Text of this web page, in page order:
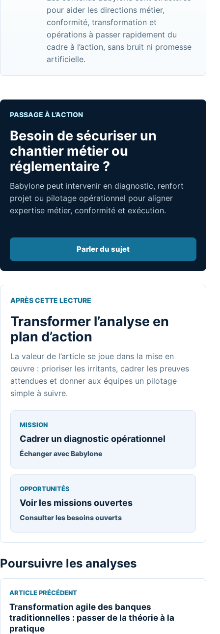
pour aider les directions métier,
conformité, transformation et
opérations à passer rapidement du
cadre à l’action, sans bruit ni promesse
artificielle.
PASSAGE À L’ACTION
Besoin de sécuriser un
chantier métier ou
réglementaire ?
Babylone peut intervenir en diagnostic, renfort
projet ou pilotage opérationnel pour aligner
expertise métier, conformité et exécution.
Parler du sujet
APRÈS CETTE LECTURE
Transformer l’analyse en
plan d’action
La valeur de l’article se joue dans la mise en
œuvre : prioriser les irritants, cadrer les preuves
attendues et donner aux équipes un pilotage
simple à suivre.
MISSION
Cadrer un diagnostic opérationnel
Échanger avec Babylone
OPPORTUNITÉS
Voir les missions ouvertes
Consulter les besoins ouverts
Poursuivre les analyses
ARTICLE PRÉCÉDENT
Transformation agile des banques
traditionnelles : passer de la théorie à la
pratique